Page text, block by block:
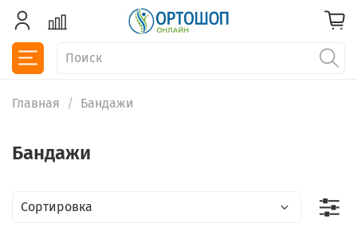
Главная Бандажи
Бандажи